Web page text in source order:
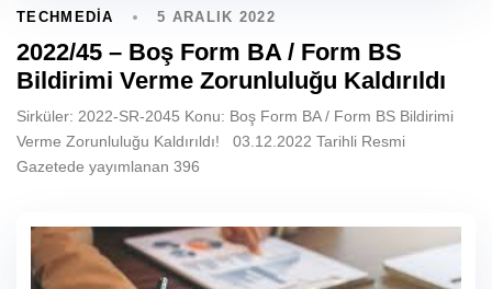
TECHMEDIA 5 ARALIK 2022
2022/45 – Boş Form BA / Form BS
Bildirimi Verme Zorunluluğu Kaldırıldı
Sirküler: 2022-SR-2045 Konu: Boş Form BA / Form BS Bildirimi
Verme Zorunluluğu Kaldırıldı! 03.12.2022 Tarihli Resmi
Gazetede yayımlanan 396